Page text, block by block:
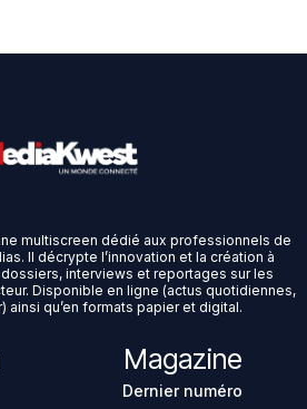
multiscreen dédié aux professionnels de
Il décrypte l’innovation et la création à
interviews et reportages sur les
Disponible en ligne (actus quotidiennes,
ainsi qu’en formats papier et digital.
Magazine
Dernier numéro